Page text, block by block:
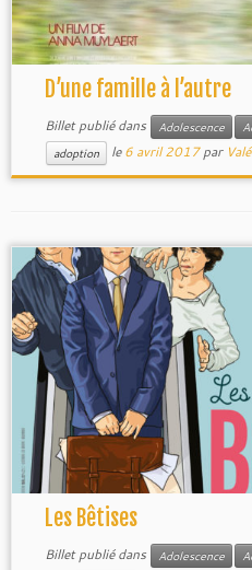
D’une famille à l’autre
Billet publié dans Adolescence
adoption le6 avril 2017 par
Les Bêtises
Billet publié dans Adolescence